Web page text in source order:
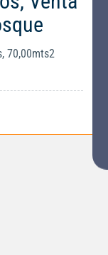
70,00mts2